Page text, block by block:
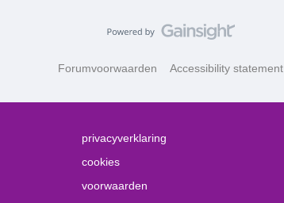
Forumvoorwaarden Accessibility statement
privacyverklaring
cookies
voorwaarden